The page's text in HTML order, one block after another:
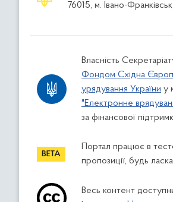
76015, м. Івано-
Власність
Фондом Східна
урядування України у
"Електронне
за фінансової
Портал працює в
пропозиції, будь
Весь контент